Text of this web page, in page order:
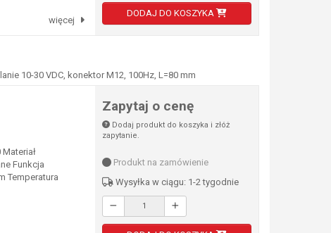
więcej
DODAJ DO KOSZYKA
10-30 VDC, konektor M12, 100Hz, L=80 mm
Funkcja
Temperatura
Zapytaj o cenę
Dodaj produkt do koszyka i złóż
zapytanie.
Produkt na zamówienie
Wysyłka w ciągu: 1-2 tygodnie